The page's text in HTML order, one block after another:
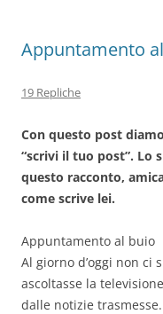
Appuntamento
19 Repliche
Con questo post
“scrivi il tuo post”. Lo
questo racconto,
come scrive lei.
Appuntamento al buio
Al giorno d’oggi non ci
ascoltasse la
dalle notizie